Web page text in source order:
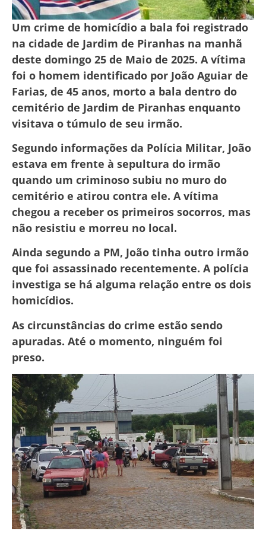
Um crime de homicídio a bala foi registrado
na cidade de Jardim de Piranhas na manhã
deste domingo 25 de Maio de 2025. A vítima
foi o homem identificado por João Aguiar de
Farias, de 45 anos, morto a bala dentro do
cemitério de Jardim de Piranhas enquanto
visitava o túmulo de seu irmão.
Segundo informações da Polícia Militar, João
estava em frente à sepultura do irmão
quando um criminoso subiu no muro do
cemitério e atirou contra ele. A vítima
chegou a receber os primeiros socorros, mas
não resistiu e morreu no local.
Ainda segundo a PM, João tinha outro irmão
que foi assassinado recentemente. A polícia
investiga se há alguma relação entre os dois
homicídios.
As circunstâncias do crime estão sendo
apuradas. Até o momento, ninguém foi
preso.